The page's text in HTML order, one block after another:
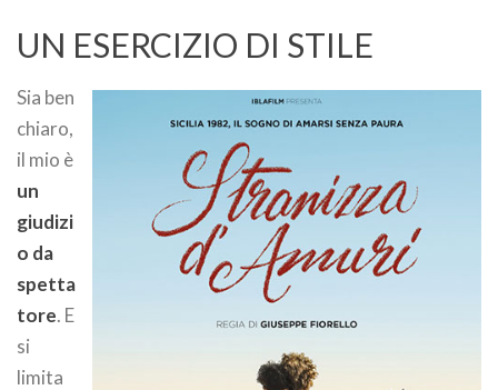
UN ESERCIZIO DI STILE
Sia ben
chiaro,
il mio è
un
giudizi
o da
spetta
tore. E
si
limita